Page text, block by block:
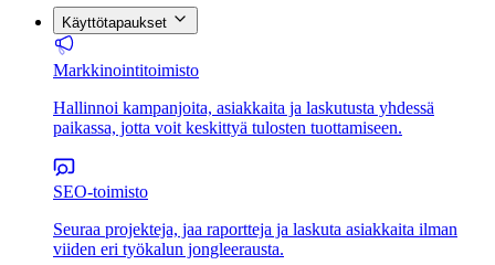
Käyttötapaukset
Markkinointitoimisto
Hallinnoi kampanjoita, asiakkaita ja laskutusta yhdessä
paikassa, jotta voit keskittyä tulosten tuottamiseen.
SEO-toimisto
Seuraa projekteja, jaa raportteja ja laskuta asiakkaita ilman
viiden eri työkalun jongleerausta.